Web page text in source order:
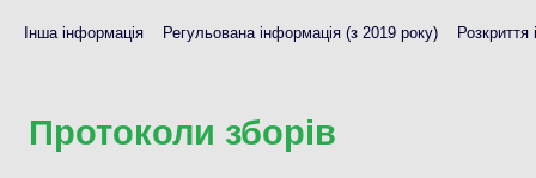
Інша інформація Регульована інформація (з 2019 року) Розкриття
Протоколи зборів